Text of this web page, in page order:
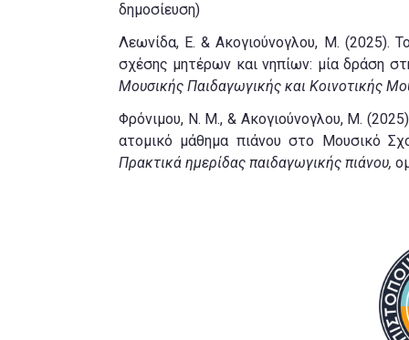
δημοσίευση)
Λεωνίδα, Ε. & Ακογιούνογλου, Μ. (2025).
σχέσης μητέρων και νηπίων: μία δράση
Μουσικής Παιδαγωγικής και Κοινοτικής
Φρόνιμου, Ν. Μ., & Ακογιούνογλου, Μ.
ατομικό μάθημα πιάνου στο Μουσικό
Πρακτικά ημερίδας παιδαγωγικής πιάνου,